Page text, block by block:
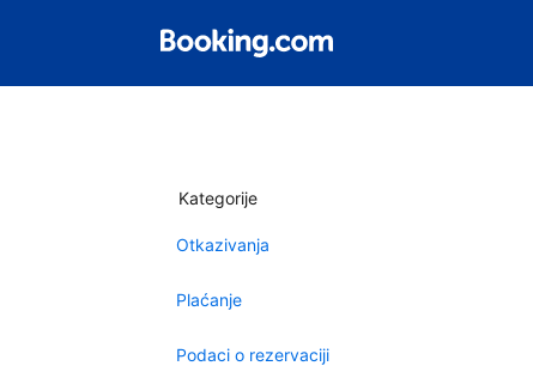
Kategorije
Otkazivanja
Plaćanje
Podaci o rezervaciji